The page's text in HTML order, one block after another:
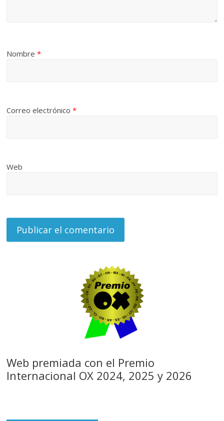
Nombre*
Correo electrónico*
Web
Web premiada con el Premio
Internacional OX 2024, 2025 y 2026